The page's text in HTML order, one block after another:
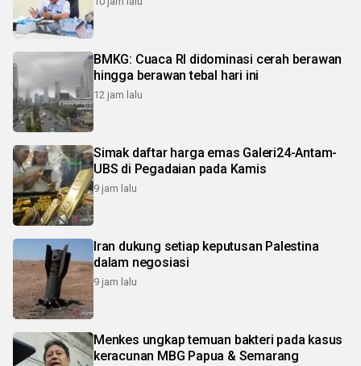
BMKG: Cuaca RI didominasi cerah berawan
hingga berawan tebal hari ini
12 jam lalu
Simak daftar harga emas Galeri24-Antam-
UBS di Pegadaian pada Kamis
9 jam lalu
Iran dukung setiap keputusan Palestina
dalam negosiasi
9 jam lalu
Menkes ungkap temuan bakteri pada kasus
keracunan MBG Papua & Semarang